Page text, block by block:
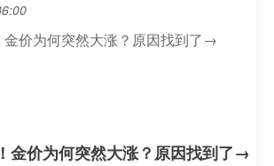
金价为何突然大涨？原因找到了→